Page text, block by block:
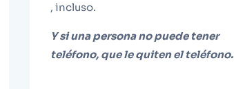
, incluso.
Y si una persona no puede tener
teléfono, que le quiten el teléfono.